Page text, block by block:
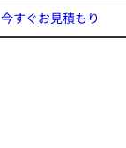
今すぐお見積もり